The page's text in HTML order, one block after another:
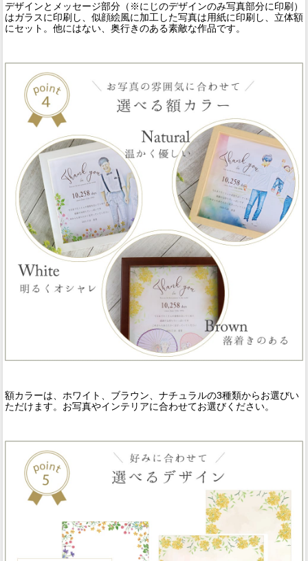
デザインとメッセージ部分（※にじのデザインのみ写真部分に印刷）
はガラスに印刷し、似顔絵風に加工した写真は用紙に印刷し、立体額
にセット。他にはない、奥行きのある素敵な作品です。
額カラーは、ホワイト、ブラウン、ナチュラルの3種類からお選びい
ただけます。お写真やインテリアに合わせてお選びください。